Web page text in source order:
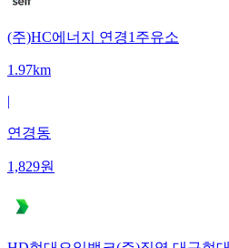
(주)HC에너지 연경1주유소
1.97km
|
연경동
1,829원